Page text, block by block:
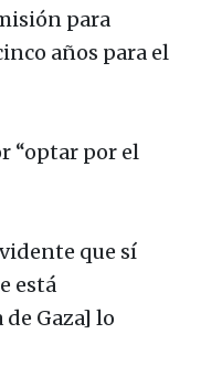
para
años para el
“optar por el
que sí
está
Gaza] lo